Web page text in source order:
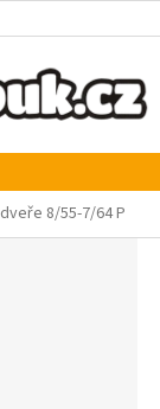
dveře 8/55-7/64 P